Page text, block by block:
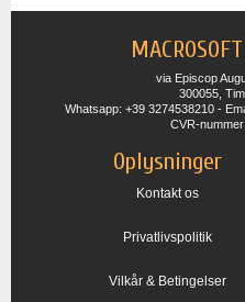
via Episcop
300055,
Whatsapp: +39 3274538210 -
CVR-
Oplysninger
Kontakt os
Privatlivspolitik
Vilkår & Betingelser